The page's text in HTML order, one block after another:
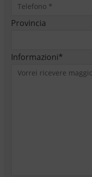
Provincia
Informazioni*